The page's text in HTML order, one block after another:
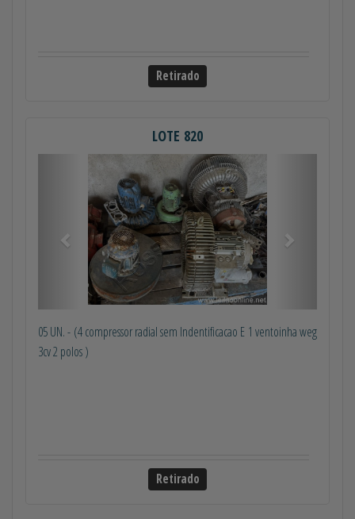
Retirado
LOTE 820
05 UN. - (4 compressor radial sem Indentificacao E 1 ventoinha weg
3cv 2 polos )
Retirado